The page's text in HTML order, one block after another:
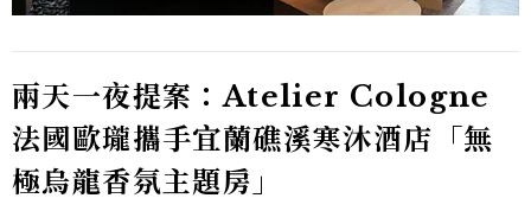
兩天一夜提案：Atelier Cologne
法國歐瓏攜手宜蘭礁溪寒沐酒店「無
極烏龍香氛主題房」